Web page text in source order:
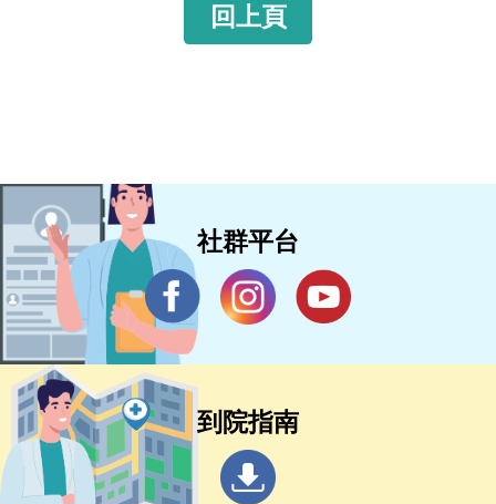
回上頁
社群平台
到院指南